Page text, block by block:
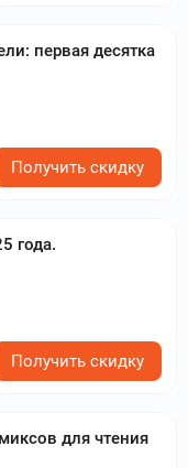
первая десятка
Получить скидку
года.
Получить скидку
для чтения